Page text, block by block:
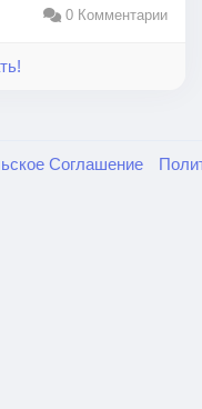
0 Комментарии
Соглашение